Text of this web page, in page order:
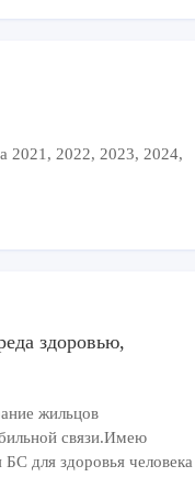
2021, 2022, 2023, 2024,
здоровью,
жильцов
связи.Имею
для здоровья человека